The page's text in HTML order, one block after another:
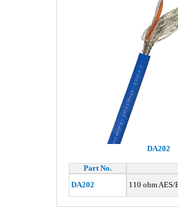
DA202
Part No.
DA202
110 ohm